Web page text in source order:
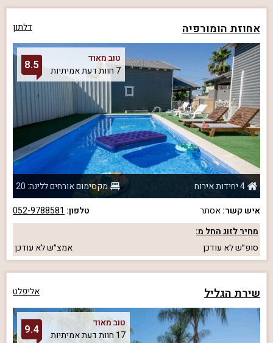
אחוזת הומורפיה דלתון
טוב מאוד
7 חוות דעת אמיתיות
8.5
4 יחידות אירוח
מקסימום אורחים ללינה: 20
איש קשר:אסתר טלפון: 052-9788581
מחיר לזוג החל מ:
סופ״שלא עודכן אמצ״שלא עודכן
שירת הגליל אליפלט
טוב מאוד
17 חוות דעת אמיתיות
9.4